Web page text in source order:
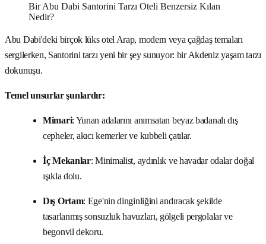
Bir Abu Dabi Santorini Tarzı Oteli Benzersiz Kılan
Nedir?
Abu Dabi'deki birçok lüks otel Arap, modern veya çağdaş temaları
sergilerken, Santorini tarzı yeni bir şey sunuyor: bir Akdeniz yaşam tarzı
dokunuşu.
Temel unsurlar şunlardır:
Mimari: Yunan adalarını anımsatan beyaz badanalı dış
cepheler, akıcı kemerler ve kubbeli çatılar.
İç Mekanlar: Minimalist, aydınlık ve havadar odalar doğal
ışıkla dolu.
Dış Ortam: Ege'nin dinginliğini andıracak şekilde
tasarlanmış sonsuzluk havuzları, gölgeli pergolalar ve
begonvil dekoru.